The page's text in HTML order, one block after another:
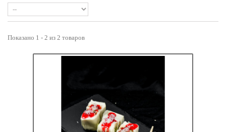
Показано 1 - 2 из 2 товаров